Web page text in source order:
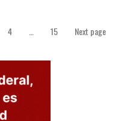
Page Page
4 15 Next page